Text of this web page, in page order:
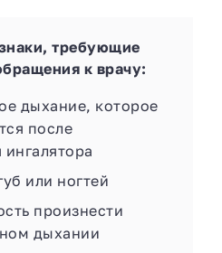
требующие
к врачу:
дыхание, которое
после
или ногтей
произнести
дыхании